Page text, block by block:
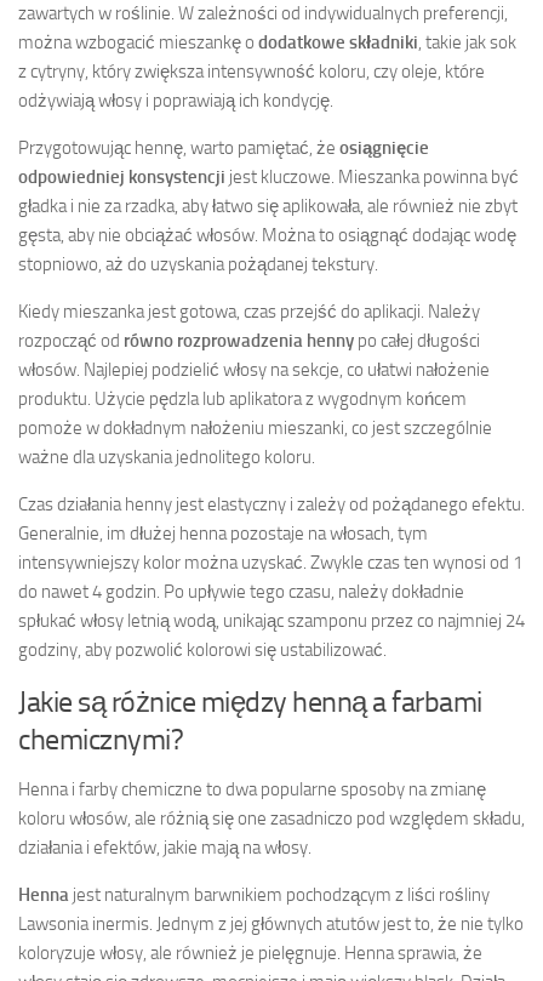
zawartych w roślinie. W zależności od indywidualnych preferencji,
można wzbogacić mieszankę o dodatkowe składniki, takie jak sok
z cytryny, który zwiększa intensywność koloru, czy oleje, które
odżywiają włosy i poprawiają ich kondycję.
Przygotowując hennę, warto pamiętać, że osiągnięcie
odpowiedniej konsystencji jest kluczowe. Mieszanka powinna być
gładka i nie za rzadka, aby łatwo się aplikowała, ale również nie zbyt
gęsta, aby nie obciążać włosów. Można to osiągnąć dodając wodę
stopniowo, aż do uzyskania pożądanej tekstury.
Kiedy mieszanka jest gotowa, czas przejść do aplikacji. Należy
rozpocząć od równo rozprowadzenia henny po całej długości
włosów. Najlepiej podzielić włosy na sekcje, co ułatwi nałożenie
produktu. Użycie pędzla lub aplikatora z wygodnym końcem
pomoże w dokładnym nałożeniu mieszanki, co jest szczególnie
ważne dla uzyskania jednolitego koloru.
Czas działania henny jest elastyczny i zależy od pożądanego efektu.
Generalnie, im dłużej henna pozostaje na włosach, tym
intensywniejszy kolor można uzyskać. Zwykle czas ten wynosi od 1
do nawet 4 godzin. Po upływie tego czasu, należy dokładnie
spłukać włosy letnią wodą, unikając szamponu przez co najmniej 24
godziny, aby pozwolić kolorowi się ustabilizować.
Jakie są różnice między henną a farbami
chemicznymi?
Henna i farby chemiczne to dwa popularne sposoby na zmianę
koloru włosów, ale różnią się one zasadniczo pod względem składu,
działania i efektów, jakie mają na włosy.
Henna jest naturalnym barwnikiem pochodzącym z liści rośliny
Lawsonia inermis. Jednym z jej głównych atutów jest to, że nie tylko
koloryzuje włosy, ale również je pielęgnuje. Henna sprawia, że